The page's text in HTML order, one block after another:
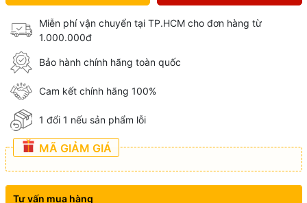
Miễn phí vận chuyển tại TP.HCM cho đơn hàng từ
1.000.000đ
Bảo hành chính hãng toàn quốc
Cam kết chính hãng 100%
1 đổi 1 nếu sản phẩm lỗi
MÃ GIẢM GIÁ
Tư vấn mua hàng